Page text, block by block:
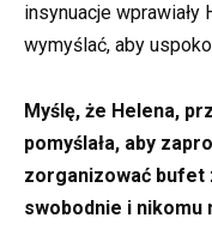
insynuacje wprawiały
wymyślać, aby
Myślę, że Helena,
pomyślała, aby
zorganizować bufet
swobodnie i nikomu